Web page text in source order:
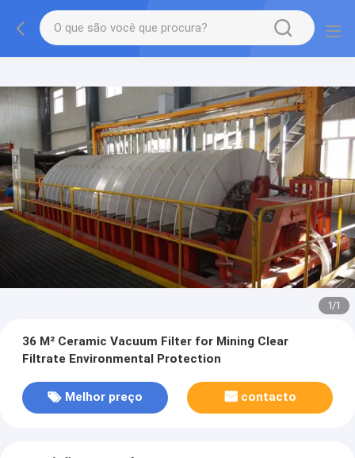
1/1
36 M² Ceramic Vacuum Filter for Mining Clear
Filtrate Environmental Protection
Melhor preço contacto